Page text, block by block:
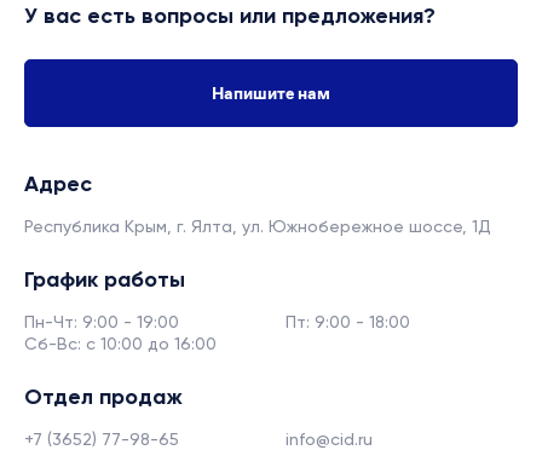
У вас есть вопросы или предложения?
Напишите нам
Адрес
Республика Крым, г. Ялта, ул. Южнобережное шоссе, 1Д
График работы
Пн-Чт: 9:00 - 19:00
Пт: 9:00 - 18:00
Сб-Вс: с 10:00 до 16:00
Отдел продаж
+7 (3652) 77-98-65 info@cid.ru